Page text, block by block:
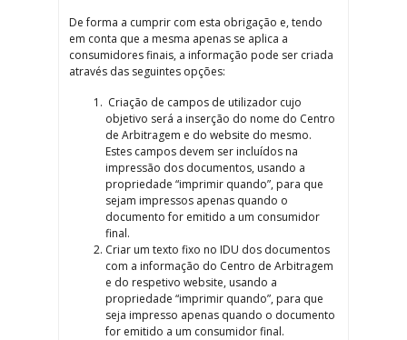
De forma a cumprir com esta obrigação e, tendo
em conta que a mesma apenas se aplica a
consumidores finais, a informação pode ser criada
através das seguintes opções:
Criação de campos de utilizador cujo
objetivo será a inserção do nome do Centro
de Arbitragem e do website do mesmo.
Estes campos devem ser incluídos na
impressão dos documentos, usando a
propriedade “imprimir quando”, para que
sejam impressos apenas quando o
documento for emitido a um consumidor
final.
Criar um texto fixo no IDU dos documentos
com a informação do Centro de Arbitragem
e do respetivo website, usando a
propriedade “imprimir quando”, para que
seja impresso apenas quando o documento
for emitido a um consumidor final.